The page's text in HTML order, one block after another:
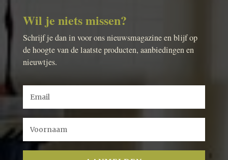
Wil je niets missen?
Schrijf je dan in voor ons nieuwsmagazine en blijf op
de hoogte van de laatste producten, aanbiedingen en
nieuwtjes.